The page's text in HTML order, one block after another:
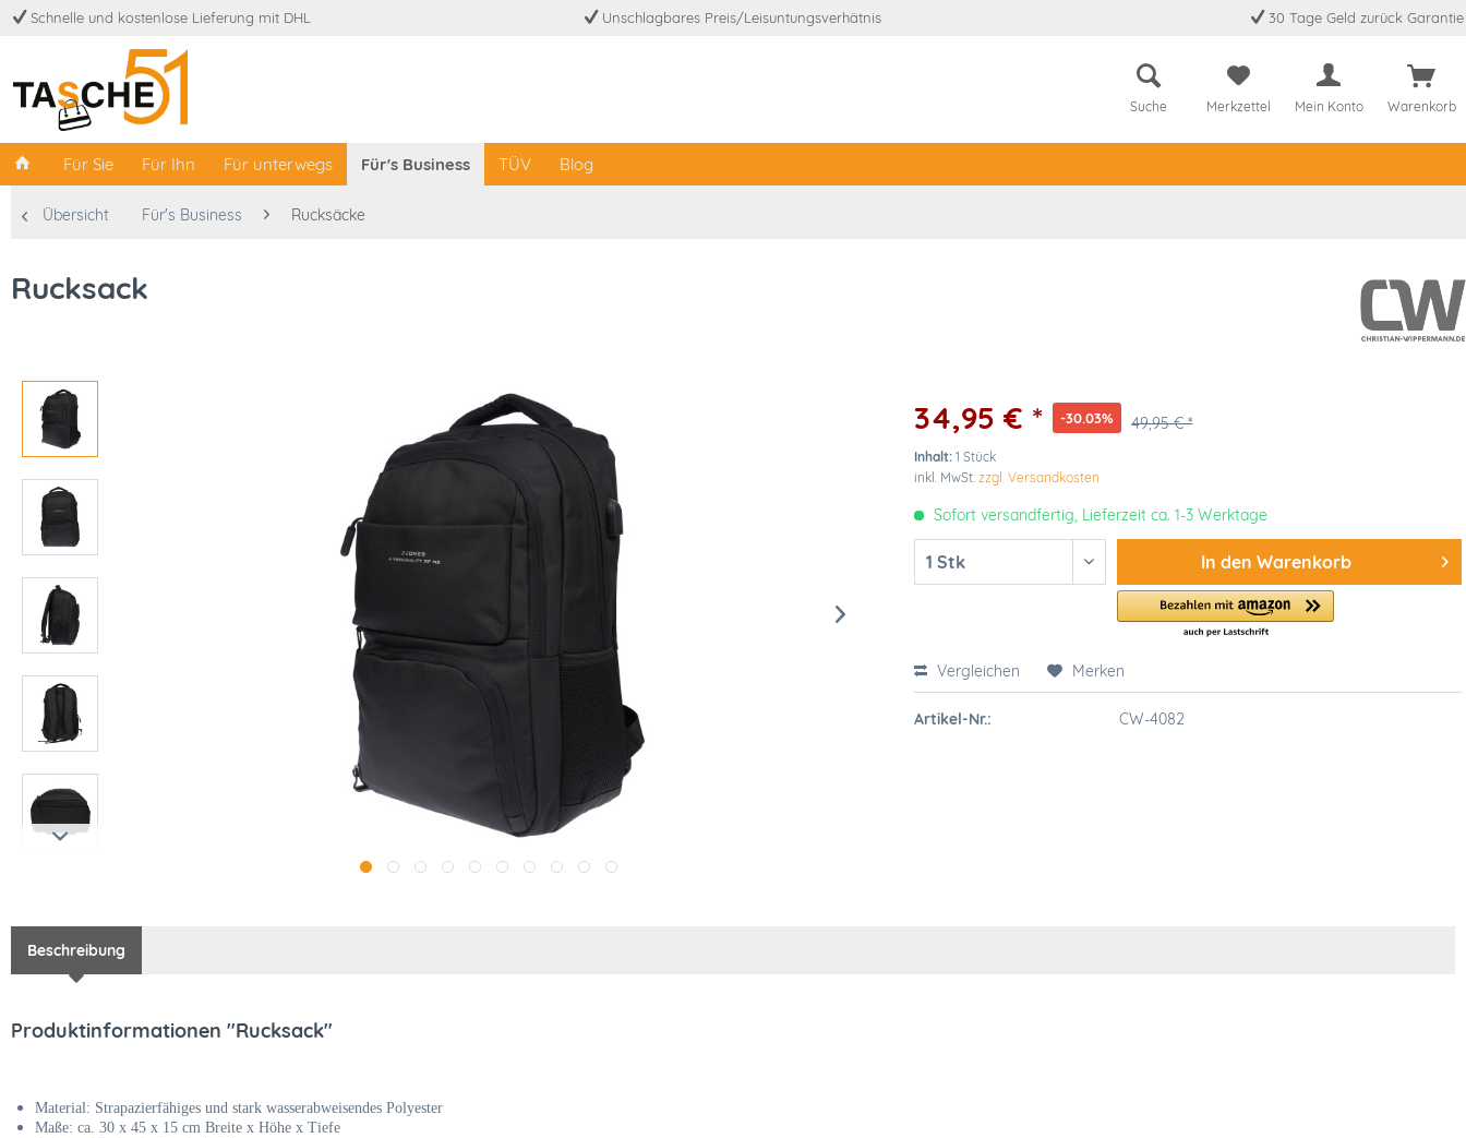
Schnelle und kostenlose Lieferung mit DHL Unschlagbares Preis/Leisuntungsverhätnis 30 Tage Geld zurück Garantie
Suche Merkzettel Mein Konto Warenkorb
Für Sie Für Ihn Für unterwegs Für's Business TÜV Blog
Übersicht Für's Business Rucksäcke
Rucksack
34,95 € * -30.03% 49,95 € *
Inhalt:1 Stück
inkl. MwSt.zzgl. Versandkosten
Sofort versandfertig, Lieferzeit ca. 1-3 Werktage
In den Warenkorb
Vergleichen Merken
Artikel-Nr.: CW-4082
Beschreibung
Produktinformationen "Rucksack"
Material: Strapazierfähiges und stark wasserabweisendes Polyester
Maße: ca. 30 x 45 x 15 cm Breite x Höhe x Tiefe